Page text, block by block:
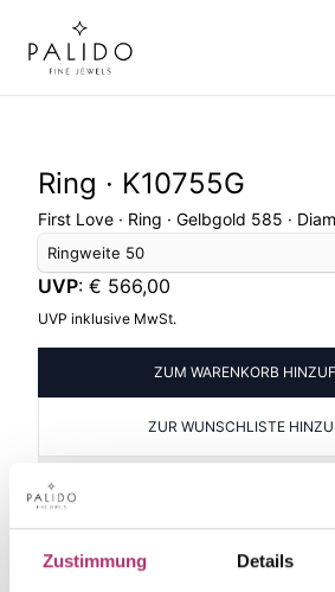
Zustimmung Details
Ring · K10755G
First Love · Ring · Gelbgold 585 ·
Ringweite 50
UVP: € 566,00
UVP inklusive MwSt.
ZUM WARENKORB
ZUR WUNSCHLISTE
Ring
Gold